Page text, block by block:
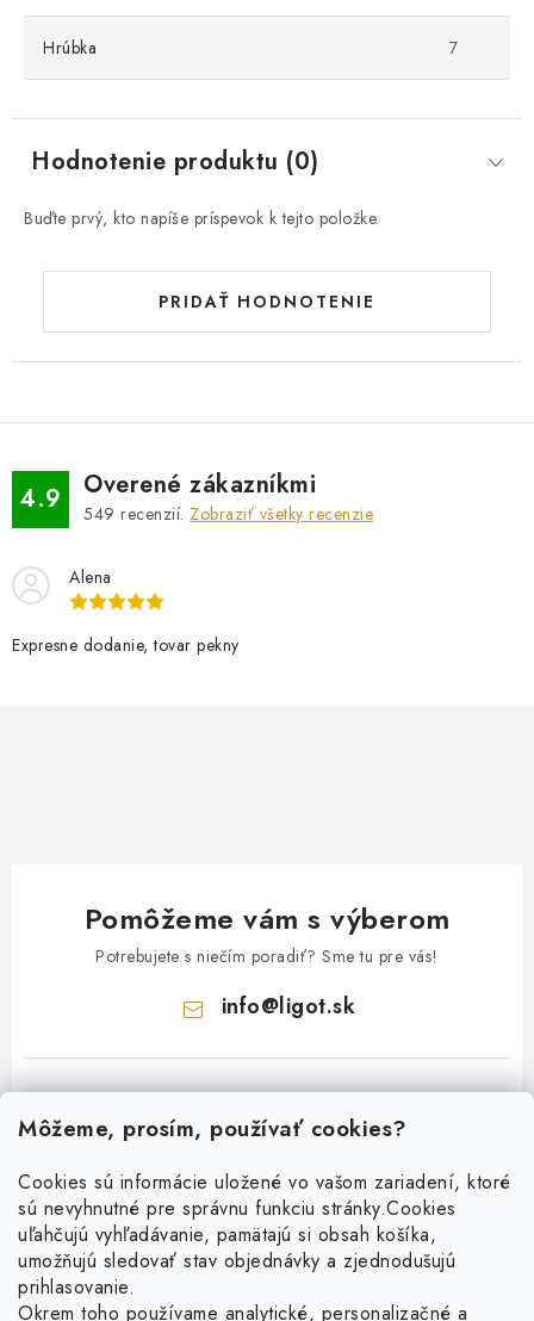
Môžeme, prosím, používať cookies?
Cookies sú informácie uložené vo vašom zariadení, ktoré
sú nevyhnutné pre správnu funkciu stránky.Cookies
uľahčujú vyhľadávanie, pamätajú si obsah košíka,
umožňujú sledovať stav objednávky a zjednodušujú
prihlasovanie.
Okrem toho používame analytické, personalizačné a
Hrúbka 7
Hodnotenie produktu (0)
Buďte prvý, kto napíše príspevok k tejto položke.
PRIDAŤ HODNOTENIE
4.9 Overené zákazníkmi
549 recenzií. Zobraziť všetky recenzie
Alena
Expresne dodanie, tovar pekny
Pomôžeme vám s výberom
Potrebujete s niečím poradiť? Sme tu pre vás!
info@ligot.sk